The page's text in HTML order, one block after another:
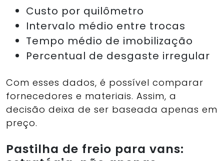
Custo por quilômetro
Intervalo médio entre trocas
Tempo médio de imobilização
Percentual de desgaste irregular
Com esses dados, é possível comparar
fornecedores e materiais. Assim, a
decisão deixa de ser baseada apenas em
preço.
Pastilha de freio para vans: